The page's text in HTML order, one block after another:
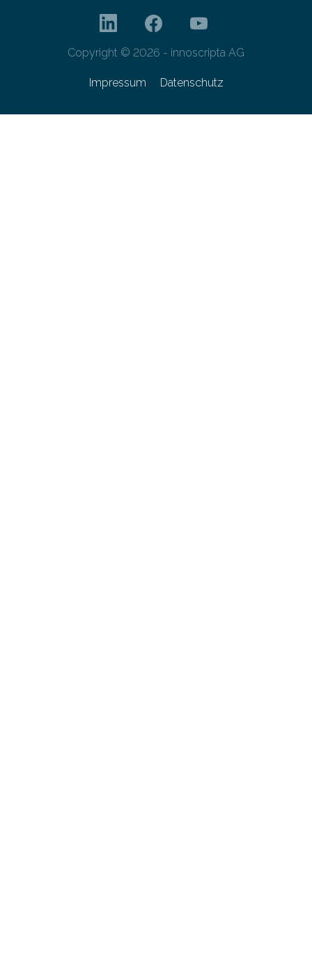
Copyright © 2026 - innoscripta AG
Impressum Datenschutz